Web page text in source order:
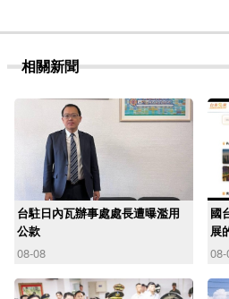
相關新聞
台駐日內瓦辦事處處長遭曝濫用
公款
08-08
國
展